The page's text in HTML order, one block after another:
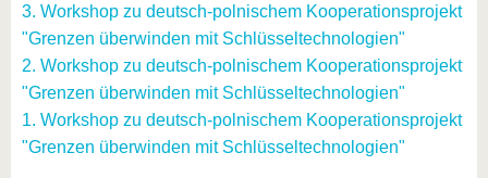
3. Workshop zu deutsch-polnischem Kooperationsprojekt
"Grenzen überwinden mit Schlüsseltechnologien"
2. Workshop zu deutsch-polnischem Kooperationsprojekt
"Grenzen überwinden mit Schlüsseltechnologien"
1. Workshop zu deutsch-polnischem Kooperationsprojekt
"Grenzen überwinden mit Schlüsseltechnologien"